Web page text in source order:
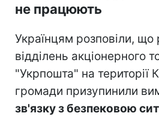
не працюють
Українцям розповіли, що
відділень акціонерного
"Укрпошта" на території
громади призупинили
зв'язку з безпековою